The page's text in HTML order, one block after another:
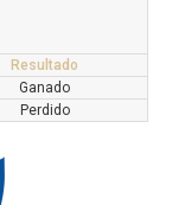
Resultado
Ganado
Perdido